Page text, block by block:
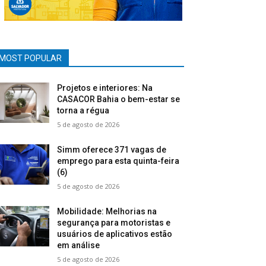
POPULAR
Projetos e interiores: Na
CASACOR Bahia o bem-estar se
torna a régua
5 de agosto de 2026
Simm oferece 371 vagas de
emprego para esta quinta-feira
(6)
5 de agosto de 2026
Mobilidade: Melhorias na
segurança para motoristas e
usuários de aplicativos estão
em análise
5 de agosto de 2026